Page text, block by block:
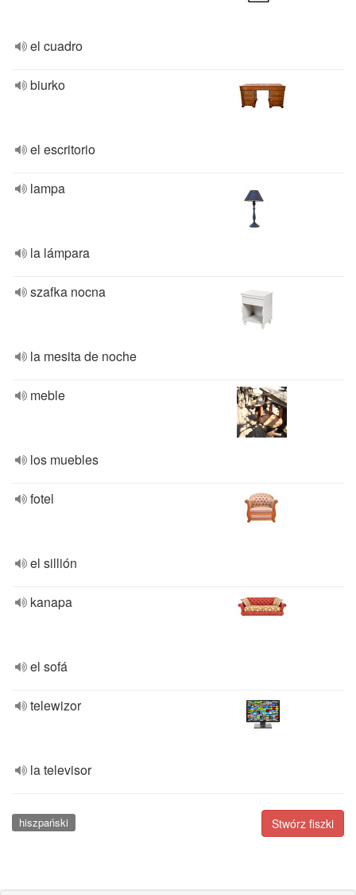
el cuadro
biurko
el escritorio
lampa
la lámpara
szafka nocna
la mesita de noche
meble
los muebles
fotel
el sillión
kanapa
el sofá
telewizor
la televisor
Stwórz fiszki
hiszpański